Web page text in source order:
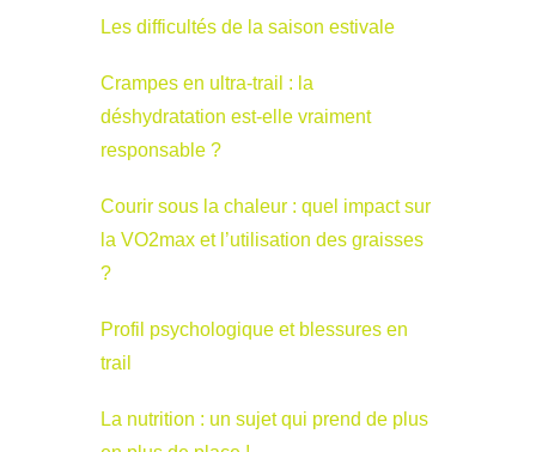
Les difficultés de la saison estivale
Crampes en ultra-trail : la
déshydratation est-elle vraiment
responsable ?
Courir sous la chaleur : quel impact sur
la VO2max et l’utilisation des graisses
?
Profil psychologique et blessures en
trail
La nutrition : un sujet qui prend de plus